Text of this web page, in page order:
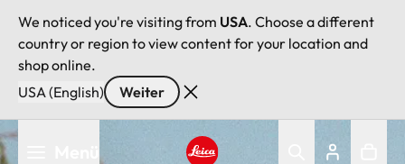
We noticed you're visiting from USA. Choose a different
country or region to view content for your location and
shop online.
USA (English)
Weiter
Direkt
zum